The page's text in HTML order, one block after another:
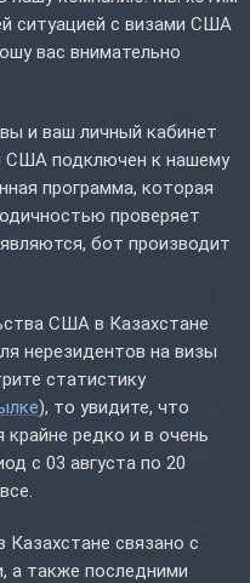
ситуацией с визами США
вас внимательно
и ваш личный кабинет
США подключен к нашему
программа, которая
проверяет
бот производит
США в Казахстане
нерезидентов на визы
статистику
), то увидите, что
крайне редко и в очень
с 03 августа по 20
Казахстане связано с
а также последними